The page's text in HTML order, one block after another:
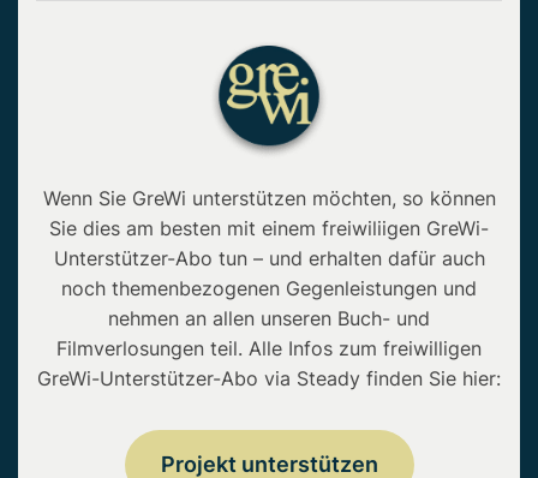
Wenn Sie GreWi unterstützen möchten, so können
Sie dies am besten mit einem freiwiliigen GreWi-
Unterstützer-Abo tun – und erhalten dafür auch
noch themenbezogenen Gegenleistungen und
nehmen an allen unseren Buch- und
Filmverlosungen teil. Alle Infos zum freiwilligen
GreWi-Unterstützer-Abo via Steady finden Sie hier:
Projekt unterstützen